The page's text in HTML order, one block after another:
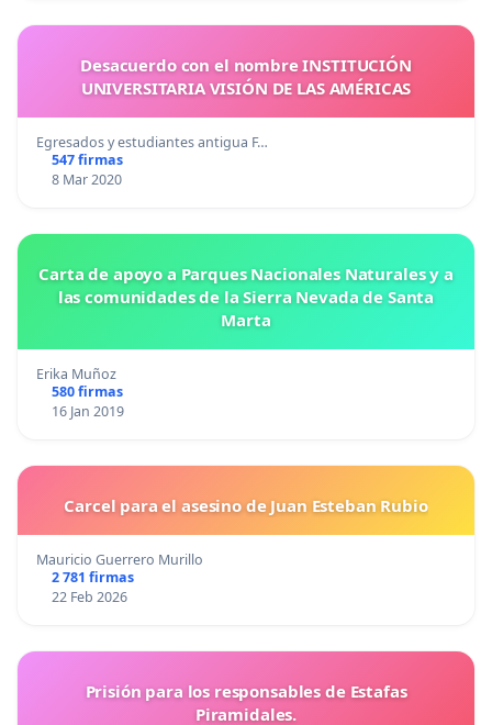
Desacuerdo con el nombre INSTITUCIÓN
UNIVERSITARIA VISIÓN DE LAS AMÉRICAS
Egresados y estudiantes antigua F…
547 firmas
8 Mar 2020
Carta de apoyo a Parques Nacionales Naturales y a
las comunidades de la Sierra Nevada de Santa
Marta
Erika Muñoz
580 firmas
16 Jan 2019
Carcel para el asesino de Juan Esteban Rubio
Mauricio Guerrero Murillo
2 781 firmas
22 Feb 2026
Prisión para los responsables de Estafas
Piramidales.